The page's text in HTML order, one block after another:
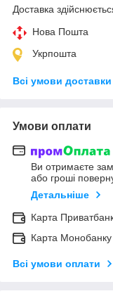
Доставка
Нова Пошта
Укрпошта
Всі умови доставки
Умови оплати
Ви отримаєте
або гроші
Детальніше
Карта
Карта
Всі умови оплати